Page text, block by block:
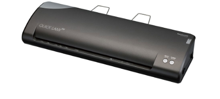
フィルム巻き込み防止構造を搭載したクイックラ
ミの4本ローラー機
メーカー希望小売価格：
ウォームアップ時間40秒、A4加工速度45秒で素早くラミネート